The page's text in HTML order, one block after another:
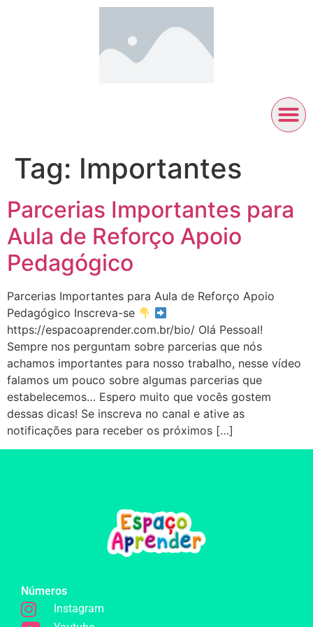
Tag: Importantes
Parcerias Importantes para
Aula de Reforço Apoio
Pedagógico
Parcerias Importantes para Aula de Reforço Apoio
Pedagógico Inscreva-se
https://espacoaprender.com.br/bio/ Olá Pessoal!
Sempre nos perguntam sobre parcerias que nós
achamos importantes para nosso trabalho, nesse vídeo
falamos um pouco sobre algumas parcerias que
estabelecemos… Espero muito que vocês gostem
dessas dicas! Se inscreva no canal e ative as
notificações para receber os próximos […]
Números
Instagram